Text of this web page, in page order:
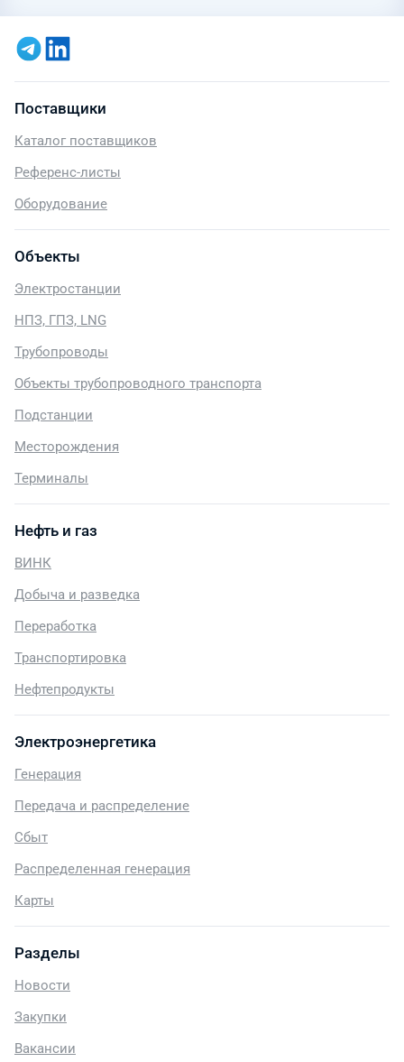
Поставщики
Каталог поставщиков
Референс-листы
Оборудование
Объекты
Электростанции
НПЗ, ГПЗ, LNG
Трубопроводы
Объекты трубопроводного транспорта
Подстанции
Месторождения
Терминалы
Нефть и газ
ВИНК
Добыча и разведка
Переработка
Транспортировка
Нефтепродукты
Электроэнергетика
Генерация
Передача и распределение
Сбыт
Распределенная генерация
Карты
Разделы
Новости
Закупки
Вакансии